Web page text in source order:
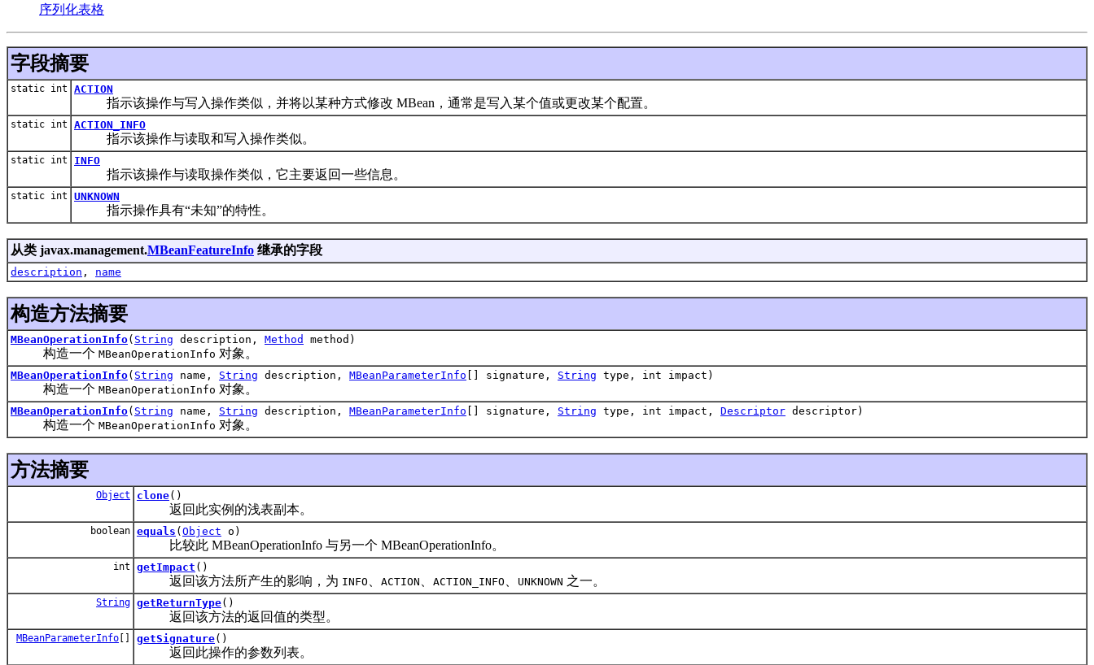
序列化表格
字段摘要
static int ACTION
指示该操作与写入操作类似，并将以某种方式修改 MBean，通常是写入某个值或更改某个配置。
static int ACTION_INFO
指示该操作与读取和写入操作类似。
static int INFO
指示该操作与读取操作类似，它主要返回一些信息。
static int UNKNOWN
指示操作具有“未知”的特性。
从类 javax.management.MBeanFeatureInfo 继承的字段
description , name
构造方法摘要
MBeanOperationInfo( String description, Method method)
构造一个 MBeanOperationInfo 对象。
MBeanOperationInfo( String name, String description, MBeanParameterInfo [] signature, String type, int impact)
构造一个 MBeanOperationInfo 对象。
MBeanOperationInfo( String name, String description, MBeanParameterInfo [] signature, String type, int impact, Descriptor descriptor)
构造一个 MBeanOperationInfo 对象。
方法摘要
Object clone()
返回此实例的浅表副本。
boolean equals ( Object o)
比较此 MBeanOperationInfo 与另一个 MBeanOperationInfo。
int getImpact ()
返回该方法所产生的影响，为 INFO ACTION ACTION_INFO UNKNOWN 之一。
String getReturnType()
返回该方法的返回值的类型。
MBeanParameterInfo [] getSignature()
返回此操作的参数列表。